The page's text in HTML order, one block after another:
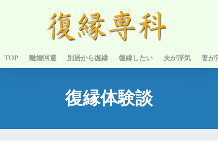
TOP 離婚回避 別居から復縁 復縁したい 夫が浮気 妻が
復縁体験談